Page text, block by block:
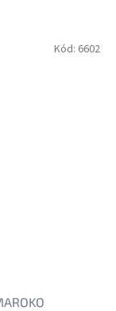
Kód: 6602